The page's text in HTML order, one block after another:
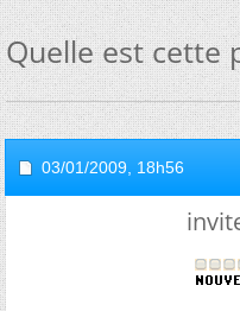
Quelle est cette
03/01/2009, 18h56